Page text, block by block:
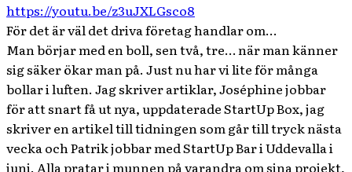
https://youtu.be/z3uJXLGsco8
För det är väl det driva företag handlar om…
Man börjar med en boll, sen två, tre… när man känner
sig säker ökar man på. Just nu har vi lite för många
bollar i luften. Jag skriver artiklar, Joséphine jobbar
för att snart få ut nya, uppdaterade StartUp Box, jag
skriver en artikel till tidningen som går till tryck nästa
vecka och Patrik jobbar med StartUp Bar i Uddevalla i
juni. Alla pratar i munnen på varandra om sina projekt,